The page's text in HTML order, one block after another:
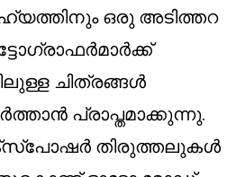
ഒരു അടിത്തറ
ചിത്രങ്ങൾ
പ്രാപ്തമാക്കുന്നു.
തിരുത്തലുകൾ